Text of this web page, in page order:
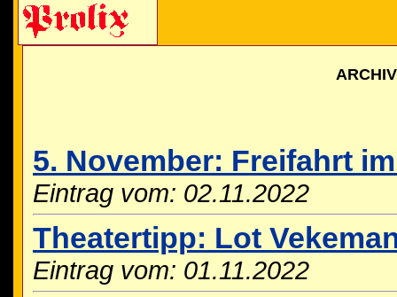
ARCHIV
5. November: Freifahrt
Eintrag vom: 02.11.2022
Theatertipp: Lot
Eintrag vom: 01.11.2022